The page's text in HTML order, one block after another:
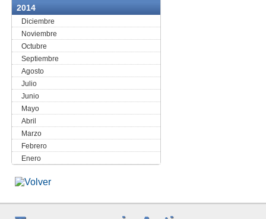
2014
Diciembre
Noviembre
Octubre
Septiembre
Agosto
Julio
Junio
Mayo
Abril
Marzo
Febrero
Enero